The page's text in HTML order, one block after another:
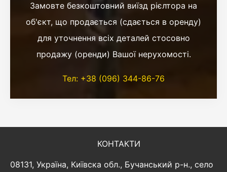
Замовте безкоштовний виїзд рієлтора на
об'єкт, що продається (сдається в оренду)
для уточнення всіх деталей стосовно
продажу (оренди) Вашої нерухомості.
Тел: +38 (096) 344-86-76
КОНТАКТИ
08131, Україна, Київска обл., Бучанський р-н., село